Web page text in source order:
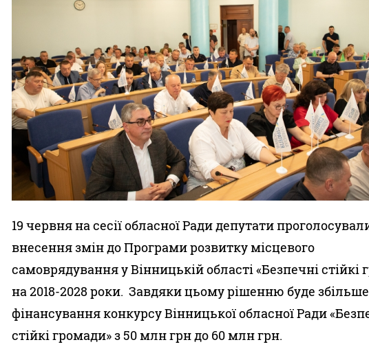
19 червня на сесії обласної Ради депутати
внесення змін до Програми розвитку місцевого
самоврядування у Вінницькій області «Безпечні стійкі
на 2018-2028 роки. Завдяки цьому рішенню буде
фінансування конкурсу Вінницької обласної Ради
стійкі громади» з 50 млн грн до 60 млн грн.